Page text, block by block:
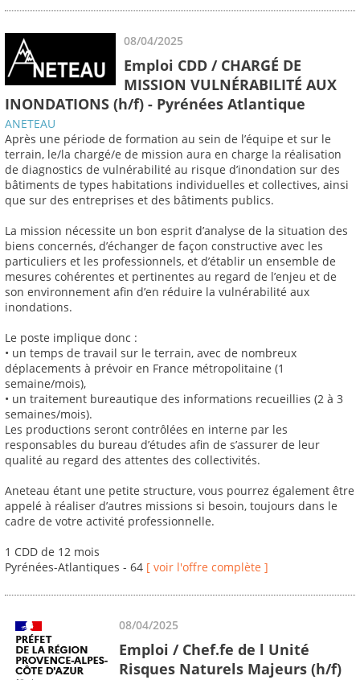
08/04/2025
Emploi CDD / CHARGÉ DE
MISSION VULNÉRABILITÉ AUX
INONDATIONS (h/f) - Pyrénées Atlantique
ANETEAU
Après une période de formation au sein de l’équipe et sur le
terrain, le/la chargé/e de mission aura en charge la réalisation
de diagnostics de vulnérabilité au risque d’inondation sur des
bâtiments de types habitations individuelles et collectives, ainsi
que sur des entreprises et des bâtiments publics.
La mission nécessite un bon esprit d’analyse de la situation des
biens concernés, d’échanger de façon constructive avec les
particuliers et les professionnels, et d’établir un ensemble de
mesures cohérentes et pertinentes au regard de l’enjeu et de
son environnement afin d’en réduire la vulnérabilité aux
inondations.
Le poste implique donc :
• un temps de travail sur le terrain, avec de nombreux
déplacements à prévoir en France métropolitaine (1
semaine/mois),
• un traitement bureautique des informations recueillies (2 à 3
semaines/mois).
Les productions seront contrôlées en interne par les
responsables du bureau d’études afin de s’assurer de leur
qualité au regard des attentes des collectivités.
Aneteau étant une petite structure, vous pourrez également être
appelé à réaliser d’autres missions si besoin, toujours dans le
cadre de votre activité professionnelle.
1 CDD de 12 mois
Pyrénées-Atlantiques - 64 [ voir l'offre complète ]
08/04/2025
Emploi / Chef.fe de l Unité
Risques Naturels Majeurs (h/f)